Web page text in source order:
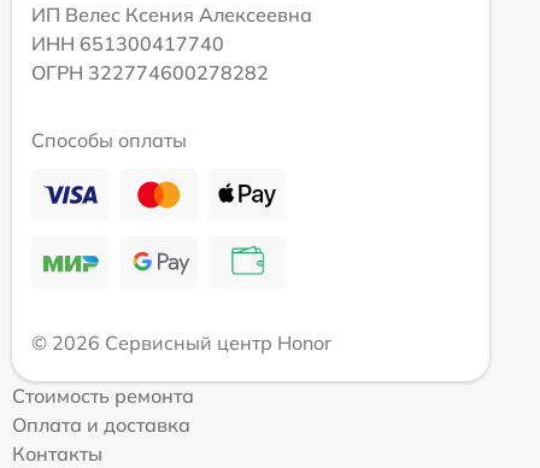
ИП Велес Ксения Алексеевна
ИНН 651300417740
ОГРН 322774600278282
Способы оплаты
© 2026 Сервисный центр Honor
Стоимость ремонта
Оплата и доставка
Контакты